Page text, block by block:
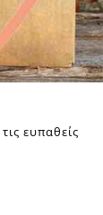
ευπαθείς